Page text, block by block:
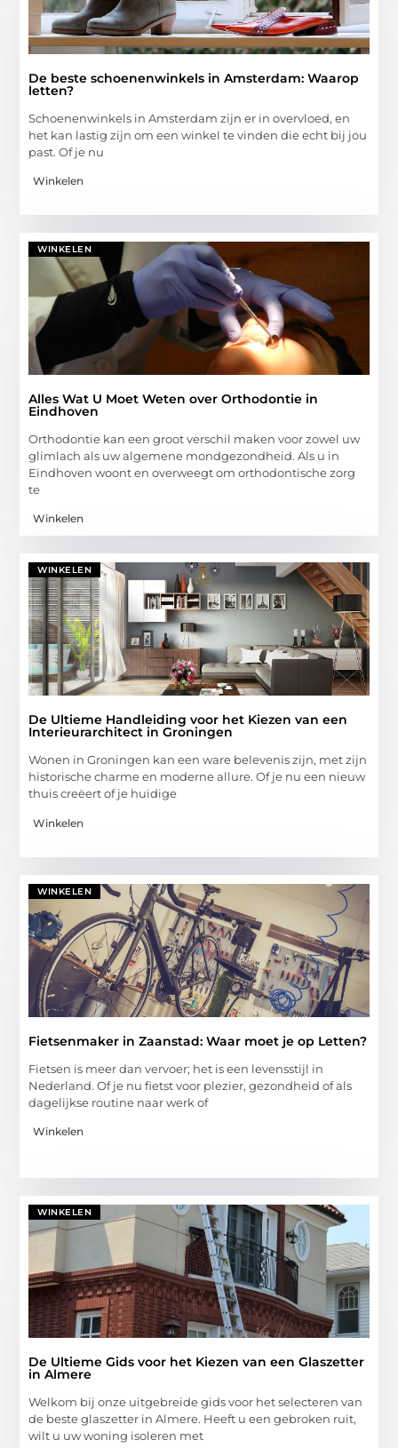
De beste schoenenwinkels in Amsterdam: Waarop
letten?
Schoenenwinkels in Amsterdam zijn er in overvloed, en
het kan lastig zijn om een winkel te vinden die echt bij jou
past. Of je nu
Winkelen
WINKELEN
Alles Wat U Moet Weten over Orthodontie in
Eindhoven
Orthodontie kan een groot verschil maken voor zowel uw
glimlach als uw algemene mondgezondheid. Als u in
Eindhoven woont en overweegt om orthodontische zorg
te
Winkelen
WINKELEN
De Ultieme Handleiding voor het Kiezen van een
Interieurarchitect in Groningen
Wonen in Groningen kan een ware belevenis zijn, met zijn
historische charme en moderne allure. Of je nu een nieuw
thuis creëert of je huidige
Winkelen
WINKELEN
Fietsenmaker in Zaanstad: Waar moet je op Letten?
Fietsen is meer dan vervoer; het is een levensstijl in
Nederland. Of je nu fietst voor plezier, gezondheid of als
dagelijkse routine naar werk of
Winkelen
WINKELEN
De Ultieme Gids voor het Kiezen van een Glaszetter
in Almere
Welkom bij onze uitgebreide gids voor het selecteren van
de beste glaszetter in Almere. Heeft u een gebroken ruit,
wilt u uw woning isoleren met